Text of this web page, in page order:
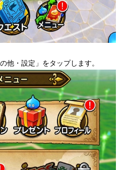
他・設定」をタップします。